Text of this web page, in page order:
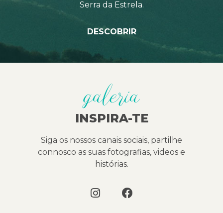
Serra da Estrela.
DESCOBRIR
galeria
INSPIRA-TE
Siga os nossos canais sociais, partilhe
connosco as suas fotografias, videos e
histórias.